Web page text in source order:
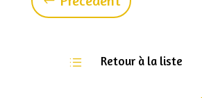
d Retour à la liste